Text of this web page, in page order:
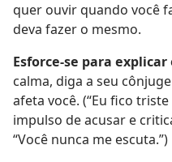
quer ouvir quando você
deva fazer o mesmo.
Esforce-se para
calma, diga a seu
afeta você. (“Eu fico
impulso de acusar e
“Você nunca me escuta.”)